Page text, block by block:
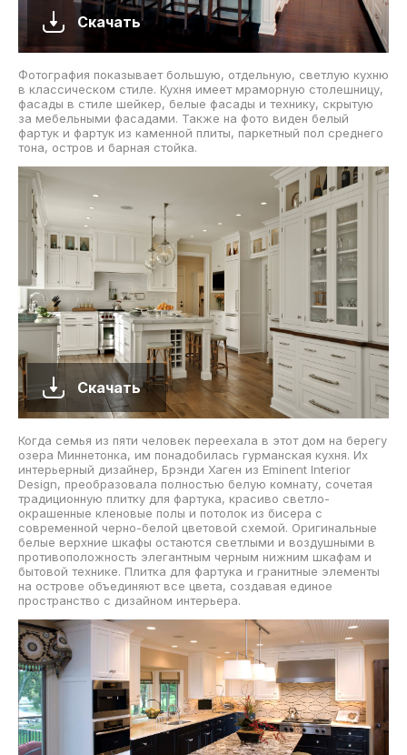
Скачать
Фотография показывает большую, отдельную, светлую кухню
в классическом стиле. Кухня имеет мраморную столешницу,
фасады в стиле шейкер, белые фасады и технику, скрытую
за мебельными фасадами. Также на фото виден белый
фартук и фартук из каменной плиты, паркетный пол среднего
тона, остров и барная стойка.
Скачать
Когда семья из пяти человек переехала в этот дом на берегу
озера Миннетонка, им понадобилась гурманская кухня. Их
интерьерный дизайнер, Брэнди Хаген из Eminent Interior
Design, преобразовала полностью белую комнату, сочетая
традиционную плитку для фартука, красиво светло-
окрашенные кленовые полы и потолок из бисера с
современной черно-белой цветовой схемой. Оригинальные
белые верхние шкафы остаются светлыми и воздушными в
противоположность элегантным черным нижним шкафам и
бытовой технике. Плитка для фартука и гранитные элементы
на острове объединяют все цвета, создавая единое
пространство с дизайном интерьера.